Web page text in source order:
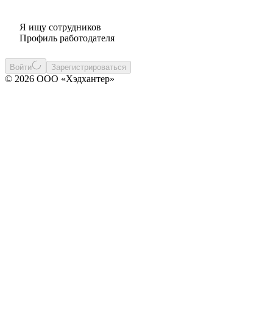
Я ищу сотрудников
Профиль работодателя
Войти Зарегистрироваться
© 2026 ООО «Хэдхантер»